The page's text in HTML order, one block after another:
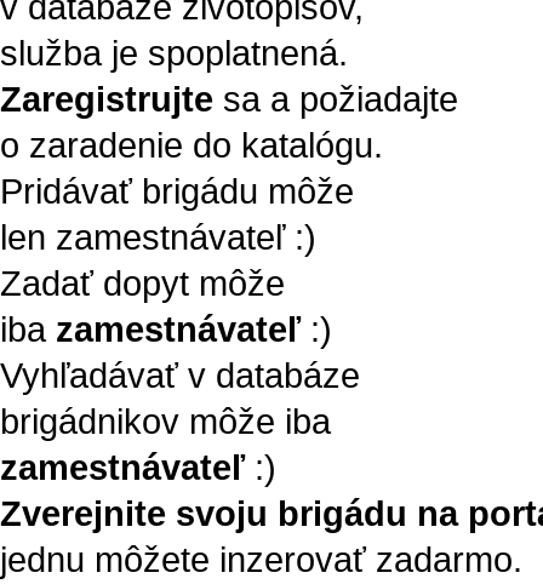
služba je spoplatnená.
Zaregistrujte sa a požiadajte
o zaradenie do katalógu.
Pridávať brigádu môže
len zamestnávateľ :)
Zadať dopyt môže
iba zamestnávateľ:)
Vyhľadávať v databáze
brigádnikov môže iba
zamestnávateľ:)
Zverejnite svoju brigádu na
jednu môžete inzerovať zadarmo.